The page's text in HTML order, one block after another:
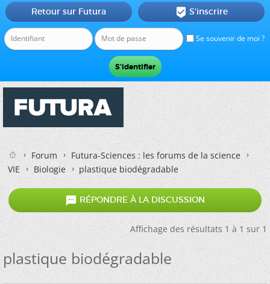
Se souvenir de moi ?
Retour sur Futura  S'inscrire
Forum
Futura-Sciences : les forums de la science
VIE
Biologie plastique biodégradable
 RÉPONDRE À LA DISCUSSION
Affichage des résultats 1 à 1 sur 1
plastique biodégradable